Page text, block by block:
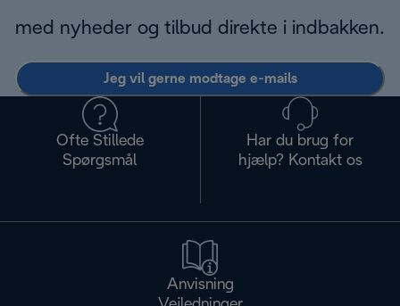
med nyheder og tilbud direkte i indbakken.
Jeg vil gerne modtage e-mails
Ofte Stillede
Spørgsmål
Har du brug for
hjælp? Kontakt os
Anvisning